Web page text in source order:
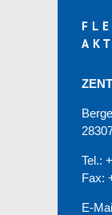
Tel.:
Fax:
E-